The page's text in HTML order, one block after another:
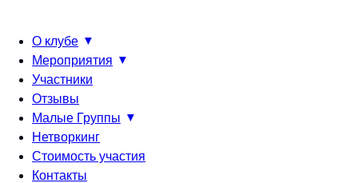
О клубе
Мероприятия
Участники
Отзывы
Малые Группы
Нетворкинг
Стоимость участия
Контакты